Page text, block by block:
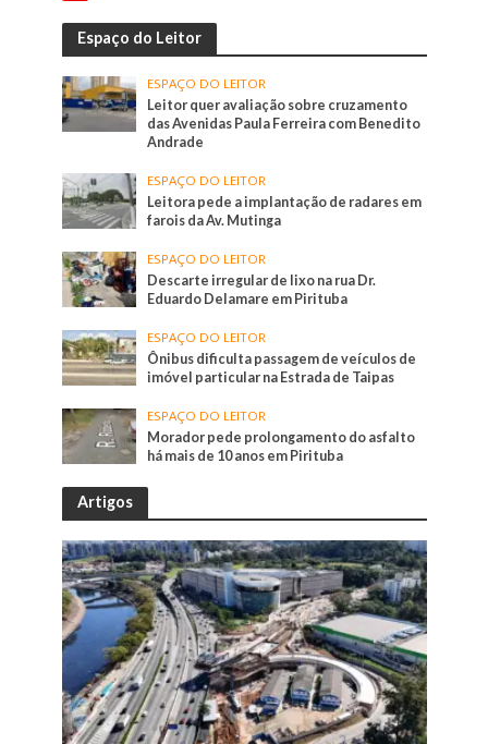
Espaço do Leitor
ESPAÇO DO LEITOR
Leitor quer avaliação sobre cruzamento
das Avenidas Paula Ferreira com Benedito
Andrade
ESPAÇO DO LEITOR
Leitora pede a implantação de radares em
farois da Av. Mutinga
ESPAÇO DO LEITOR
Descarte irregular de lixo na rua Dr.
Eduardo Delamare em Pirituba
ESPAÇO DO LEITOR
Ônibus dificulta passagem de veículos de
imóvel particular na Estrada de Taipas
ESPAÇO DO LEITOR
Morador pede prolongamento do asfalto
há mais de 10 anos em Pirituba
Artigos